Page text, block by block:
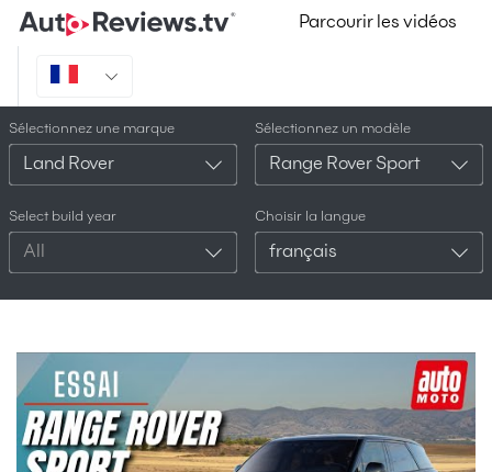
Parcourir les vidéos
Sélectionnez une marque
Land Rover
Sélectionnez un modèle
Range Rover Sport
Select build year
All
Choisir la langue
français